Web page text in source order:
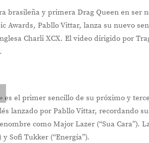
brasileña y primera Drag Queen en ser
Awards, Pabllo Vittar, lanza su nuevo
Charli XCX. El video dirigido por
es el primer sencillo de su próximo y
lanzado por Pabllo Vittar, recordando
como Major Lazer (“Sua Cara”).
y Sofi Tukker (“Energía”).